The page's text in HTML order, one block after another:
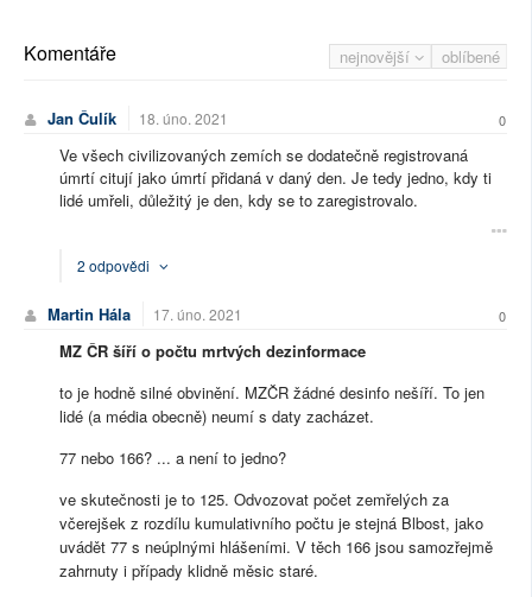
nejnovější oblíbené
Komentáře
Jan Čulík 18. úno. 2021 0
Ve všech civilizovaných zemích se dodatečně registrovaná
úmrtí citují jako úmrtí přidaná v daný den. Je tedy jedno, kdy ti
lidé umřeli, důležitý je den, kdy se to zaregistrovalo.
2 odpovědi
Martin Hála 17. úno. 2021 0
MZ ČR šíří o počtu mrtvých dezinformace
to je hodně silné obvinění. MZČR žádné desinfo nešíří. To jen
lidé (a média obecně) neumí s daty zacházet.
77 nebo 166? ... a není to jedno?
ve skutečnosti je to 125. Odvozovat počet zemřelých za
včerejšek z rozdílu kumulativního počtu je stejná Blbost, jako
uvádět 77 s neúplnými hlášeními. V těch 166 jsou samozřejmě
zahrnuty i případy klidně měsic staré.